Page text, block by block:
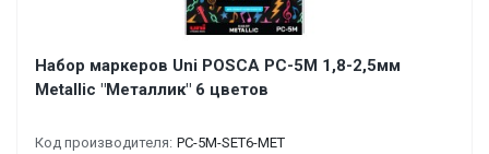
Набор маркеров Uni POSCA PC-5M 1,8-2,5мм
Metallic "Металлик" 6 цветов
Код производителя: PC-5M-SET6-MET